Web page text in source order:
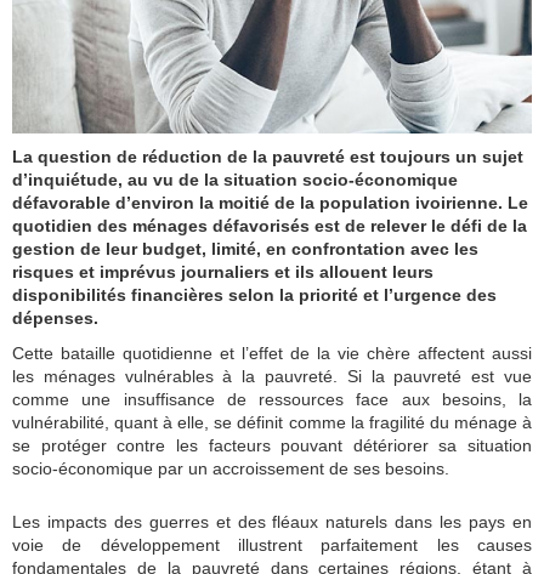
La question de réduction de la pauvreté est toujours un sujet
d’inquiétude, au vu de la situation socio-économique
défavorable d’environ la moitié de la population ivoirienne. Le
quotidien des ménages défavorisés est de relever le défi de la
gestion de leur budget, limité, en confrontation avec les
risques et imprévus journaliers et ils allouent leurs
disponibilités financières selon la priorité et l’urgence des
dépenses.
Cette bataille quotidienne et l’effet de la vie chère affectent aussi
les ménages vulnérables à la pauvreté. Si la pauvreté est vue
comme une insuffisance de ressources face aux besoins, la
vulnérabilité, quant à elle, se définit comme la fragilité du ménage à
se protéger contre les facteurs pouvant détériorer sa situation
socio-économique par un accroissement de ses besoins.
Les impacts des guerres et des fléaux naturels dans les pays en
voie de développement illustrent parfaitement les causes
fondamentales de la pauvreté dans certaines régions, étant à